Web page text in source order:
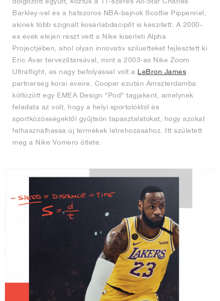
Barkley-vel és a hatszoros NBA-bajnok Scottie Pippennel,
akinek több szignált kosárlabdacipőt is készített. A 2000-
es évek elején részt vett a Nike kísérleti Alpha
Projectjében, ahol olyan innovatív sziluetteket fejlesztett ki
Eric Avar tervezőtársával, mint a 2003-as Nike Zoom
Ultraflight, és nagy befolyással volt a LeBron James
partnerség korai éveire. Cooper ezután Amszterdamba
költözött egy EMEA Design "Pod" tagjaként, amelynek
feladata az volt, hogy a helyi sportolóktól és
sportközösségektől gyűjtsön tapasztalatokat, hogy azokat
felhasználhassa új termékek létrehozásához. Itt született
meg a Nike Vomero ötlete.